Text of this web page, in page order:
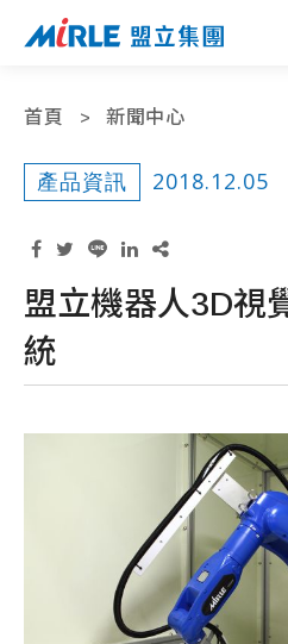
首頁 新聞中心
產品資訊 2018.12.05
盟立機器人3D視
統